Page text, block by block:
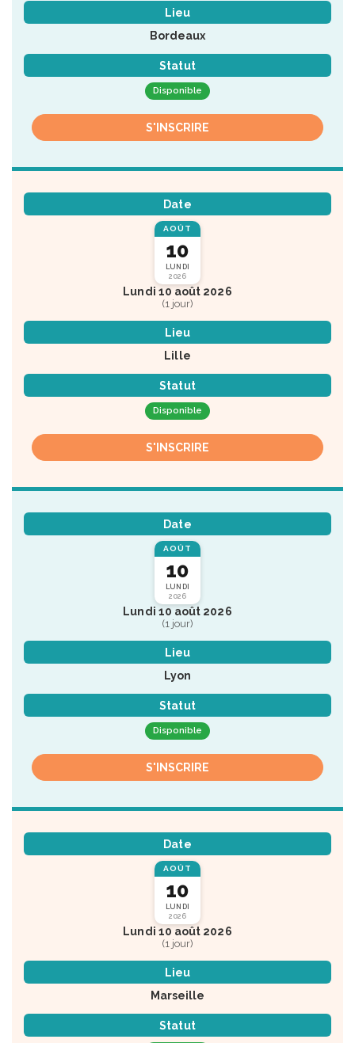
Lieu
Bordeaux
Statut
Disponible
S'INSCRIRE
Date
AOÛT
10
LUNDI
2026
Lundi 10 août 2026
(1 jour)
Lieu
Lille
Statut
Disponible
S'INSCRIRE
Date
AOÛT
10
LUNDI
2026
Lundi 10 août 2026
(1 jour)
Lieu
Lyon
Statut
Disponible
S'INSCRIRE
Date
AOÛT
10
LUNDI
2026
Lundi 10 août 2026
(1 jour)
Lieu
Marseille
Statut